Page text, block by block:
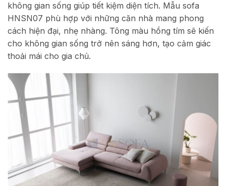
không gian sống giúp tiết kiệm diện tích. Mẫu sofa
HNSN07 phù hợp với những căn nhà mang phong
cách hiện đại, nhẹ nhàng. Tông màu hồng tím sẽ kiến
cho không gian sống trở nên sáng hơn, tạo cảm giác
thoải mái cho gia chủ.